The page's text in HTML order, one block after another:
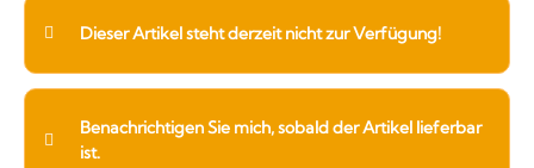
Dieser Artikel steht derzeit nicht zur Verfügung!
Benachrichtigen Sie mich, sobald der Artikel lieferbar
ist.